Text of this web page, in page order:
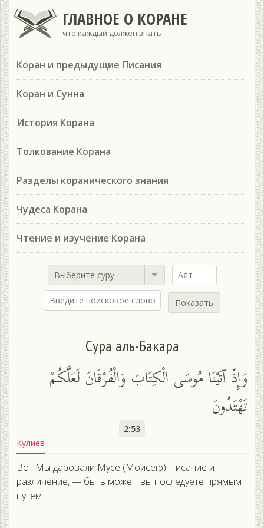
ГЛАВНОЕ О КОРАНЕ
что каждый должен знать
Коран и предыдущие Писания
Коран и Сунна
История Корана
Толкование Корана
Разделы коранического знания
Чудеса Корана
Чтение и изучение Корана
Выберите суру
Показать
Сура аль-Бакара
وَإِذْ آتَيْنَا مُوسَى الْكِتَابَ وَالْفُرْقَانَ لَعَلَّكُمْ
تَهْتَدُونَ
2:53
Кулиев
Вот Мы даровали Мусе (Моисею) Писание и
различение, — быть может, вы последуете прямым
путем.